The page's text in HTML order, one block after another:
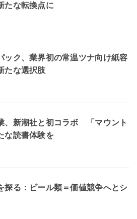
な転換点に
ック、業界初の常温ツナ向け紙容
な選択肢
、新潮社と初コラボ 「マウント
な読書体験を
探る：ビール類＝価値競争へとシ